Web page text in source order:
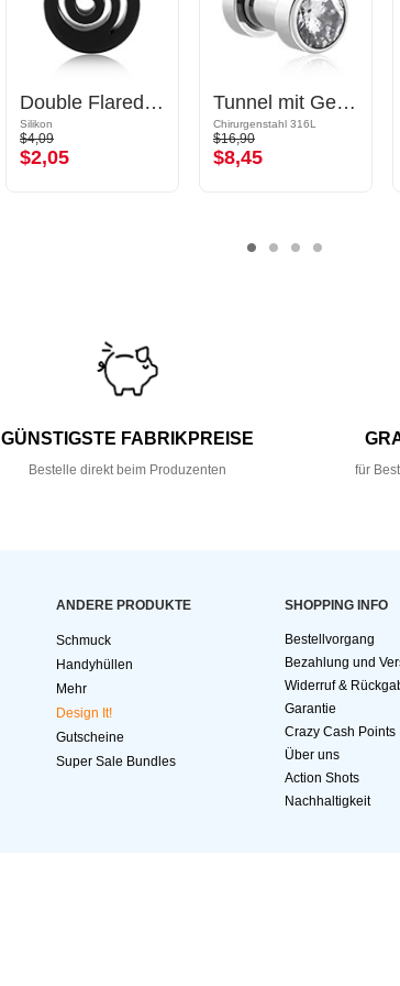
Double Flared Tunnel (Silikon, mehrere Farben) mit Spiralen-Design
Silikon
$4,09
$2,05
Tunnel mit Gewinde (Chirurgenstahl, silber, glänzend) mit Kristallstein
Chirurgenstahl 316L
$16,90
$8,45
GÜNSTIGSTE FABRIKPREISE
Bestelle direkt beim Produzenten für
ANDERE PRODUKTE
Schmuck
Handyhüllen
Mehr
Design It!
Gutscheine
Super Sale Bundles
SHOPPING INFO
Bestellvorgang
Bezahlung und
Widerruf &
Garantie
Crazy Cash Points
Über uns
Action Shots
Nachhaltigkeit